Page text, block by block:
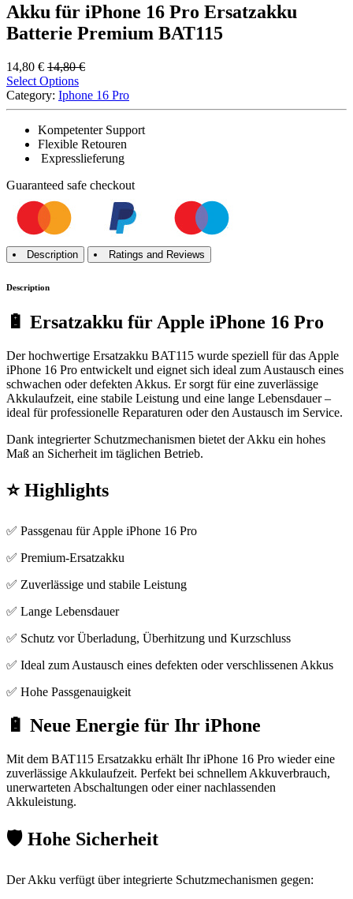
Akku für iPhone 16 Pro Ersatzakku
Batterie Premium BAT115
14,80 € 14,80€
Select Options
Category: Iphone 16 Pro
Kompetenter Support
Flexible Retouren
Expresslieferung
Guaranteed safe checkout
Description Ratings and Reviews
Description
🔋 Ersatzakku für Apple iPhone 16 Pro
Der hochwertige Ersatzakku BAT115 wurde speziell für das Apple
iPhone 16 Pro entwickelt und eignet sich ideal zum Austausch eines
schwachen oder defekten Akkus. Er sorgt für eine zuverlässige
Akkulaufzeit, eine stabile Leistung und eine lange Lebensdauer –
ideal für professionelle Reparaturen oder den Austausch im Service.
Dank integrierter Schutzmechanismen bietet der Akku ein hohes
Maß an Sicherheit im täglichen Betrieb.
⭐ Highlights
✅ Passgenau für Apple iPhone 16 Pro
✅ Premium-Ersatzakku
✅ Zuverlässige und stabile Leistung
✅ Lange Lebensdauer
✅ Schutz vor Überladung, Überhitzung und Kurzschluss
✅ Ideal zum Austausch eines defekten oder verschlissenen Akkus
✅ Hohe Passgenauigkeit
🔋 Neue Energie für Ihr iPhone
Mit dem BAT115 Ersatzakku erhält Ihr iPhone 16 Pro wieder eine
zuverlässige Akkulaufzeit. Perfekt bei schnellem Akkuverbrauch,
unerwarteten Abschaltungen oder einer nachlassenden
Akkuleistung.
🛡️ Hohe Sicherheit
Der Akku verfügt über integrierte Schutzmechanismen gegen: